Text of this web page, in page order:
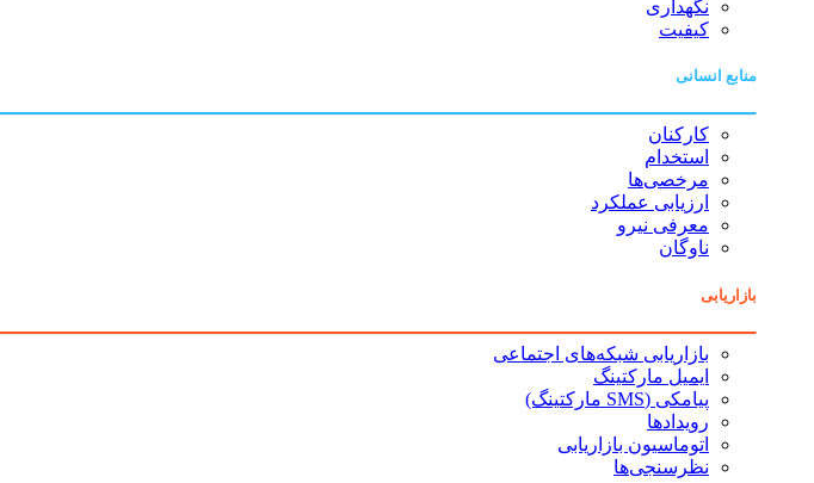
نگهداری
کیفیت
منابع انسانی
کارکنان
استخدام
مرخصی‌ها
ارزیابی عملکرد
معرفی نیرو
ناوگان
بازاریابی
بازاریابی شبکه‌های اجتماعی
ایمیل مارکتینگ
پیامکی (SMS مارکتینگ)
رویدادها
اتوماسیون بازاریابی
نظرسنجی‌ها